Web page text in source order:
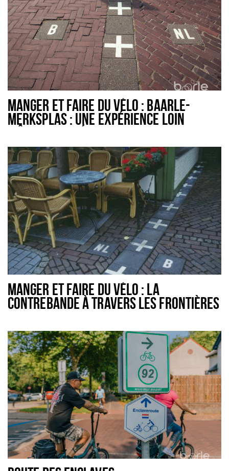
MANGER ET FAIRE DU VÉLO : BAARLE-
MERKSPLAS : UNE EXPÉRIENCE LOIN
MANGER ET FAIRE DU VÉLO : LA
CONTREBANDE À TRAVERS LES FRONTIÈRES